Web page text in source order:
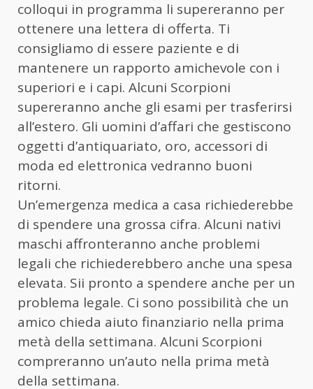
colloqui in programma li supereranno per
ottenere una lettera di offerta. Ti
consigliamo di essere paziente e di
mantenere un rapporto amichevole con i
superiori e i capi. Alcuni Scorpioni
supereranno anche gli esami per trasferirsi
all’estero. Gli uomini d’affari che gestiscono
oggetti d’antiquariato, oro, accessori di
moda ed elettronica vedranno buoni
ritorni.
Un’emergenza medica a casa richiederebbe
di spendere una grossa cifra. Alcuni nativi
maschi affronteranno anche problemi
legali che richiederebbero anche una spesa
elevata. Sii pronto a spendere anche per un
problema legale. Ci sono possibilità che un
amico chieda aiuto finanziario nella prima
metà della settimana. Alcuni Scorpioni
compreranno un’auto nella prima metà
della settimana.